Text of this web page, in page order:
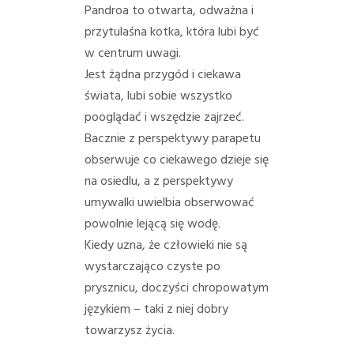
Pandroa to otwarta, odważna i
przytulaśna kotka, która lubi być
w centrum uwagi.
Jest żądna przygód i ciekawa
świata, lubi sobie wszystko
pooglądać i wszędzie zajrzeć.
Bacznie z perspektywy parapetu
obserwuje co ciekawego dzieje się
na osiedlu, a z perspektywy
umywalki uwielbia obserwować
powolnie lejącą się wodę.
Kiedy uzna, że człowieki nie są
wystarczająco czyste po
prysznicu, doczyści chropowatym
językiem – taki z niej dobry
towarzysz życia.